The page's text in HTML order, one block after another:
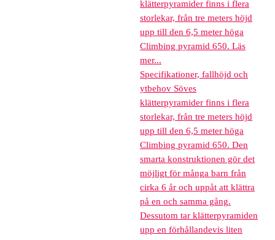
klätterpyramider finns i flera
storlekar, från tre meters höjd
upp till den 6,5 meter höga
Climbing pyramid 650. Läs
mer...
Specifikationer, fallhöjd och
ytbehov Söves
klätterpyramider finns i flera
storlekar, från tre meters höjd
upp till den 6,5 meter höga
Climbing pyramid 650. Den
smarta konstruktionen gör det
möjligt för många barn från
cirka 6 år och uppåt att klättra
på en och samma gång.
Dessutom tar klätterpyramiden
upp en förhållandevis liten